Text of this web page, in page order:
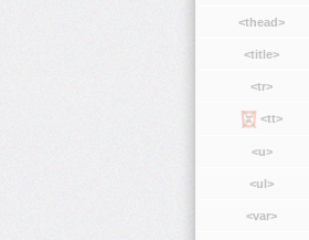
<thead>
<title>
<tr>
<tt>
<u>
<ul>
<var>